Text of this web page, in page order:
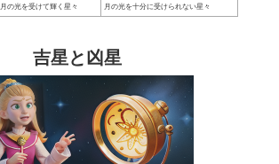
月の光を受けて輝く星々 月の光を十分に受けられない星々
吉星と凶星